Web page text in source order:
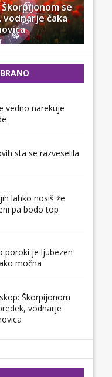
se
čaka
vedno narekuje
sta se razveselila
lahko nosiš že
pa bodo top
poroki je ljubezen
močna
Škorpijonom
vodnarje